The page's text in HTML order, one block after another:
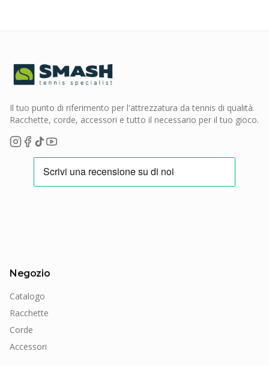
Il tuo punto di riferimento per l'attrezzatura da tennis di qualità.
Racchette, corde, accessori e tutto il necessario per il tuo gioco.
Negozio
Catalogo
Racchette
Corde
Accessori